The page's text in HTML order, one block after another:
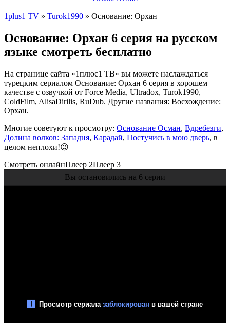
1plus1 TV » Turok1990 » Основание: Орхан
Основание: Орхан 6 серия на русском
языке смотреть бесплатно
На странице сайта «1плюс1 ТВ» вы можете наслаждаться
турецким сериалом Основание: Орхан 6 серия в хорошем
качестве с озвучкой от Force Media, Ultradox, Turok1990,
ColdFilm, AlisaDirilis, RuDub. Другие названия: Восхождение:
Орхан.
Многие советуют к просмотру: Основание Осман, Вдребезги,
Долина волков: Западня, Карадай, Постучись в мою дверь, в
целом неплохи!😉
Смотреть онлайнПлеер 2Плеер 3
Вы остановились на 6 серии